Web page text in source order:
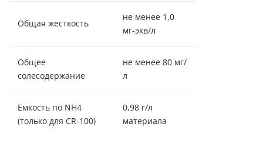
Общая жесткость
не менее 1,0
мг-экв/л
Общее
солесодержание
не менее 80 мг/
л
Емкость по NH4
(только для CR-100)
0,98 г/л
материала